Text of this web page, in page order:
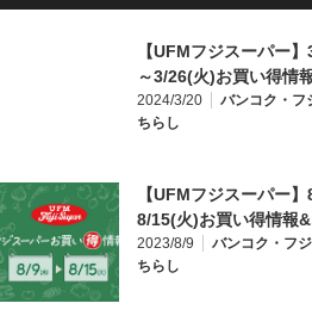
【UFMフジスーパー
～3/26(火)お買い得情
2024/3/20
バンコク・フ
ちらし
【UFMフジスーパー
8/15(火)お買い得情報
2023/8/9
バンコク・フ
ちらし